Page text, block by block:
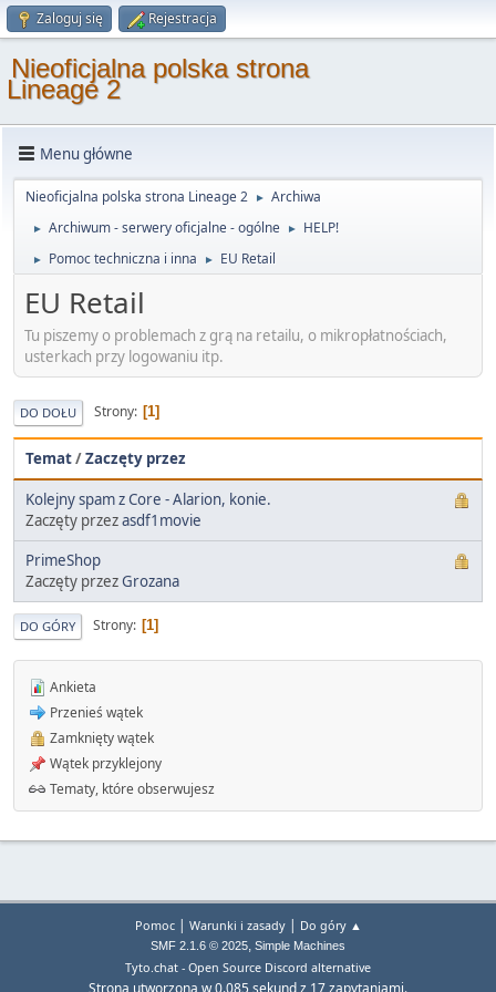
Zaloguj się Rejestracja
Nieoficjalna polska strona
Lineage 2
Menu główne
Nieoficjalna polska strona Lineage 2 ► Archiwa
► Archiwum - serwery oficjalne - ogólne ► HELP!
► Pomoc techniczna i inna ► EU Retail
EU Retail
Tu piszemy o problemach z grą na retailu, o mikropłatnościach,
usterkach przy logowaniu itp.
DO DOŁU Strony 1
Temat/Zaczęty przez
Kolejny spam z Core - Alarion, konie.
Zaczęty przezasdf1movie
PrimeShop
Zaczęty przezGrozana
DO GÓRY Strony 1
Ankieta
Przenieś wątek
Zamknięty wątek
Wątek przyklejony
Tematy, które obserwujesz
Pomoc| Warunki i zasady| Do góry ▲
SMF 2.1.6 © 2025, Simple Machines
Tyto.chat - Open Source Discord alternative
Strona utworzona w 0.085 sekund z 17 zapytaniami.